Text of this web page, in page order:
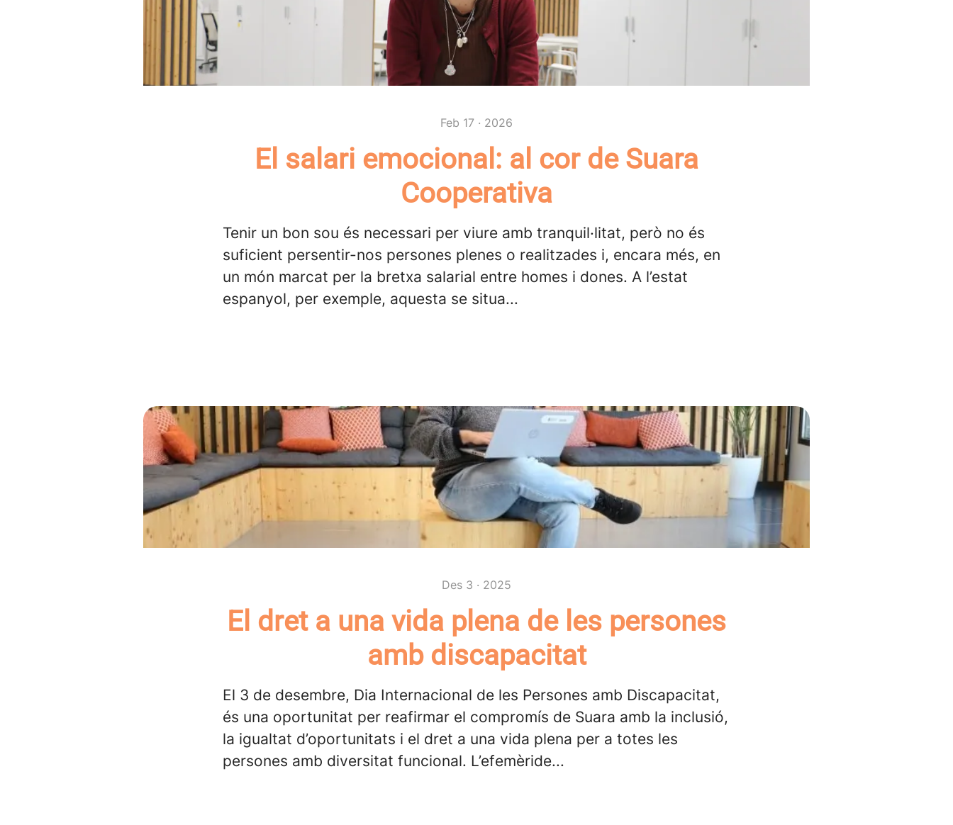
Feb 17 · 2026
El salari emocional: al cor de Suara
Cooperativa
Tenir un bon sou és necessari per viure amb tranquil·litat, però no és
suficient persentir-nos persones plenes o realitzades i, encara més, en
un món marcat per la bretxa salarial entre homes i dones. A l’estat
espanyol, per exemple, aquesta se situa...
Des 3 · 2025
El dret a una vida plena de les persones
amb discapacitat
El 3 de desembre, Dia Internacional de les Persones amb Discapacitat,
és una oportunitat per reafirmar el compromís de Suara amb la inclusió,
la igualtat d’oportunitats i el dret a una vida plena per a totes les
persones amb diversitat funcional. L’efemèride...